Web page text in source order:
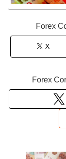
Forex
X
Forex